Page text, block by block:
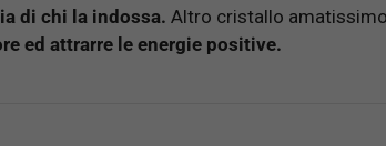
di chi la indossa. Altro cristallo
ed attrarre le energie positive.